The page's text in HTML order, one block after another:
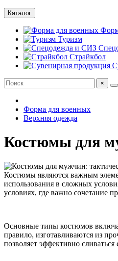
Каталог
Туризм
Страйкбол
×
Форма для военных
Верхняя одежда
Костюмы для
Костюмы являются важным
использования в сложных
условиях, где важно сочетание
Основные типы костюмов
правило, изготавливаются из
позволяет эффективно